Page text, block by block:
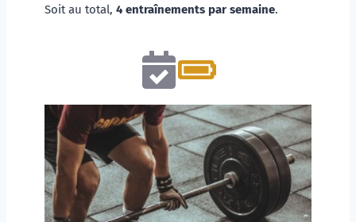
Soit au total, 4 entraînements par semaine.